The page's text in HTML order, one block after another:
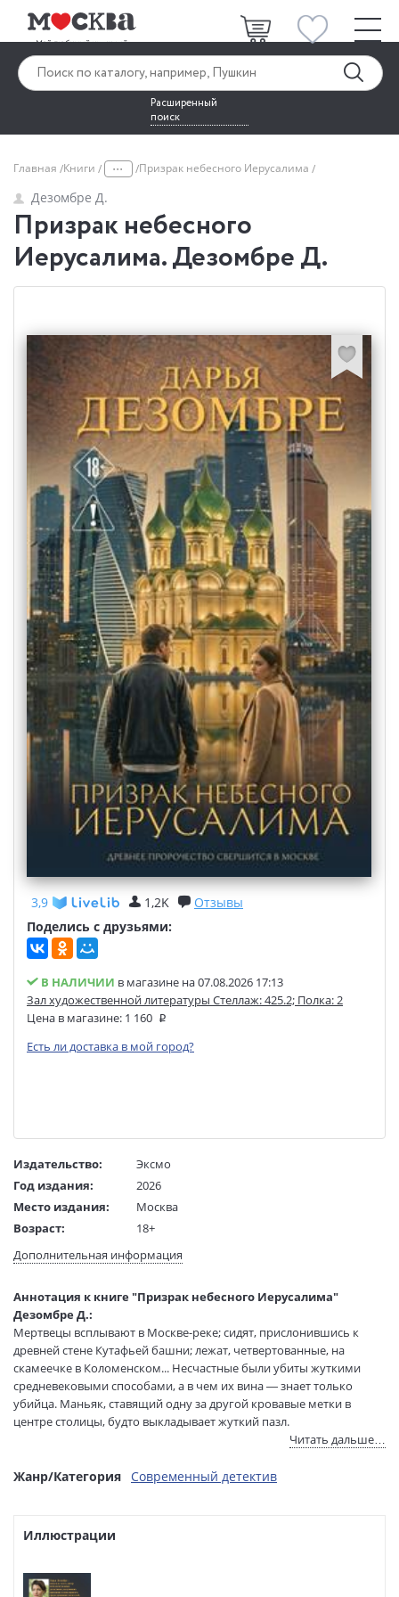
Расширенный
поиск
Главная Книги ... Призрак небесного Иерусалима
Дезомбре Д.
Призрак небесного
Иерусалима. Дезомбре Д.
3,9 1,2K
Отзывы
Поделись с друзьями:
В НАЛИЧИИ в магазине на 07.08.2026 17:13
Зал художественной литературы Стеллаж: 425.2; Полка: 2
Цена в магазине: 1 160
Есть ли доставка в мой город?
Издательство:
Эксмо
Год издания:
2026
Место издания:
Москва
Возраст:
18+
Язык текста:
русский
Тип обложки:
Твердый переплет
Формат:
84х108 1/32
Размеры в мм
(ДхШхВ):
205x135x25
Вес:
390 гр.
Страниц:
352
Тираж:
2000 экз.
Артикул:
ITD000000001454358
Дополнительная информация
Аннотация к книге "Призрак небесного Иерусалима"
Дезомбре Д.:
Мертвецы всплывают в Москве-реке; сидят, прислонившись к
древней стене Кутафьей башни; лежат, четвертованные, на
скамеечке в Коломенском... Несчастные были убиты жуткими
средневековыми способами, а в чем их вина — знает только
убийца. Маньяк, ставящий одну за другой кровавые метки в
центре столицы, будто выкладывает жуткий пазл.
выпускница МГУ, с детства помешанная на маньяках, и опытный
Только им под силу расшифровать ребус, составленный убийцей
и уходящий своими корнями в древнюю Москву, в старые
Психологический триллер, полный неожиданных поворотов,
Читать дальше…
Жанр/Категория Современный детектив
Иллюстрации